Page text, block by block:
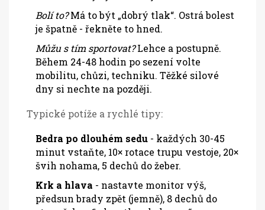
Bolí to?Má to být „dobrý tlak“. Ostrá bolest
je špatně - řekněte to hned.
Můžu s tím sportovat?Lehce a postupně.
Během 24-48 hodin po sezení volte
mobilitu, chůzi, techniku. Těžké silové
dny si nechte na později.
Typické potíže a rychlé tipy:
Bedra po dlouhém sedu - každých 30-45
minut vstaňte, 10× rotace trupu vestoje, 20×
švih nohama, 5 dechů do žeber.
Krk a hlava - nastavte monitor výš,
předsun brady zpět (jemně), 8 dechů do